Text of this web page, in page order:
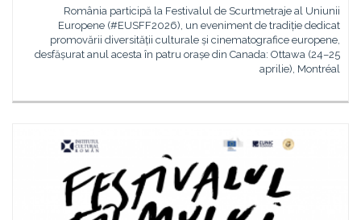
România participă la Festivalul de Scurtmetraje al Uniunii
Europene (#EUSFF2026), un eveniment de tradiție dedicat
promovării diversității culturale și cinematografice europene,
desfășurat anul acesta în patru orașe din Canada: Ottawa (24–25
aprilie), Montréal